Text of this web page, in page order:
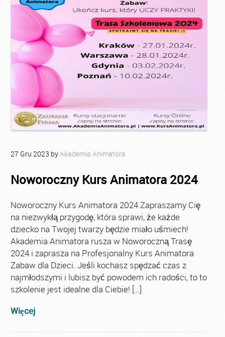
27 Gru 2023 byAkademia Animatora
Noworoczny Kurs Animatora 2024
Noworoczny Kurs Animatora 2024 Zapraszamy Cię
na niezwykłą przygodę, która sprawi, że każde
dziecko na Twojej twarzy będzie miało uśmiech!
Akademia Animatora rusza w Noworoczną Trasę
2024 i zaprasza na Profesjonalny Kurs Animatora
Zabaw dla Dzieci. Jeśli kochasz spędzać czas z
najmłodszymi i lubisz być powodem ich radości, to to
szkolenie jest idealne dla Ciebie! […]
Więcej